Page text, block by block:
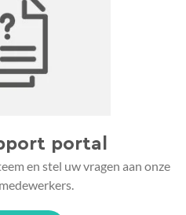
portal
en stel uw vragen aan onze